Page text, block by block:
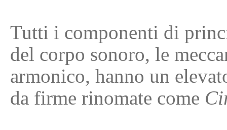
Tutti i componenti di
del corpo sonoro, le
armonico, hanno un
da firme rinomate come